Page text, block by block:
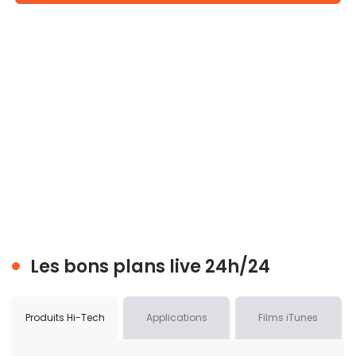
Les bons plans live 24h/24
Produits Hi-Tech Applications Films iTunes